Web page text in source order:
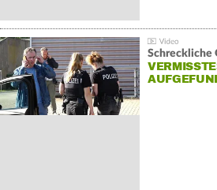
Schreckliche